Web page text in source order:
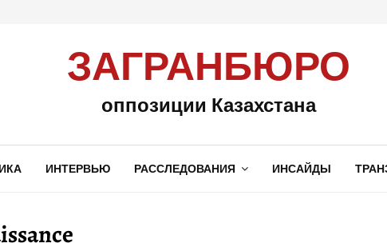
ЗАГРАНБЮРО
оппозиции Казахстана
ИНТЕРВЬЮ РАССЛЕДОВАНИЯ ИНСАЙДЫ